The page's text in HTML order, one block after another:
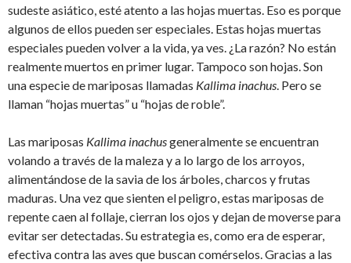
sudeste asiático, esté atento a las hojas muertas. Eso es porque
algunos de ellos pueden ser especiales. Estas hojas muertas
especiales pueden volver a la vida, ya ves. ¿La razón? No están
realmente muertos en primer lugar. Tampoco son hojas. Son
una especie de mariposas llamadas Kallima inachus. Pero se
llaman “hojas muertas” u “hojas de roble”.
Las mariposas Kallima inachusgeneralmente se encuentran
volando a través de la maleza y a lo largo de los arroyos,
alimentándose de la savia de los árboles, charcos y frutas
maduras. Una vez que sienten el peligro, estas mariposas de
repente caen al follaje, cierran los ojos y dejan de moverse para
evitar ser detectadas. Su estrategia es, como era de esperar,
efectiva contra las aves que buscan comérselos. Gracias a las